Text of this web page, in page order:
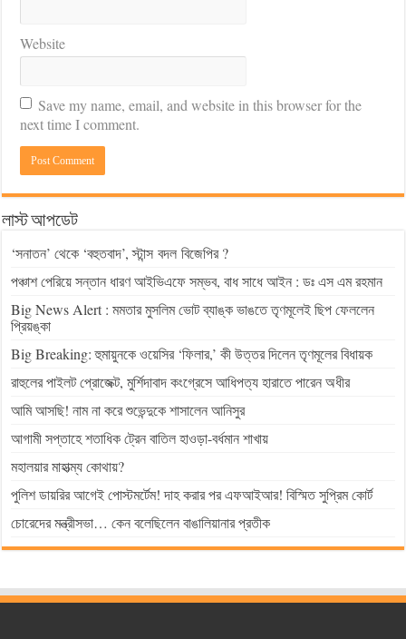
Website
Save my name, email, and website in this browser for the
next time I comment.
লাস্ট আপডেট
‘সনাতন’ থেকে ‘বহুতবাদ’, স্টান্স বদল বিজেপির ?
পঞ্চাশ পেরিয়ে সন্তান ধারণ আইভিএফে সম্ভব, বাধ সাধে আইন : ডঃ এস এম রহমান
Big News Alert : মমতার মুসলিম ভোট ব্যাঙ্ক ভাঙতে তৃণমূলেই ছিপ ফেললেন
প্রিয়ঙ্কা
Big Breaking: হুমায়ুনকে ওয়েসির ‘ফিলার,’ কী উত্তর দিলেন তৃণমূলের বিধায়ক
রাহুলের পাইলট প্রোজেক্ট, মুর্শিদাবাদ কংগ্রেসে আধিপত্য হারাতে পারেন অধীর
আমি আসছি! নাম না করে শুভেন্দুকে শাসালেন আনিসুর
আগামী সপ্তাহে শতাধিক ট্রেন বাতিল হাওড়া-বর্ধমান শাখায়
মহালয়ার মাহাত্ম্য কোথায়?
পুলিশ ডায়রির আগেই পোস্টমর্টেম! দাহ করার পর এফআইআর! বিস্মিত সুপ্রিম কোর্ট
চোরেদের মন্ত্রীসভা… কেন বলেছিলেন বাঙালিয়ানার প্রতীক